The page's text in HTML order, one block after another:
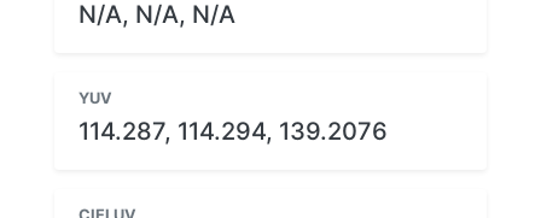
N/A, N/A, N/A
YUV
114.287, 114.294, 139.2076
CIELUV